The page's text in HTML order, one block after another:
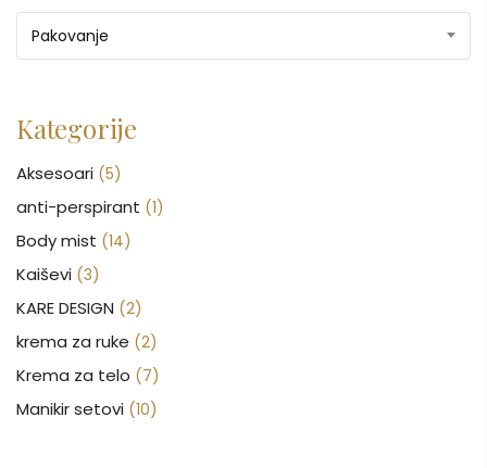
Pakovanje
Kategorije
Aksesoari (5)
anti-perspirant (1)
Body mist (14)
Kaiševi (3)
KARE DESIGN (2)
krema za ruke (2)
Krema za telo (7)
Manikir setovi (10)